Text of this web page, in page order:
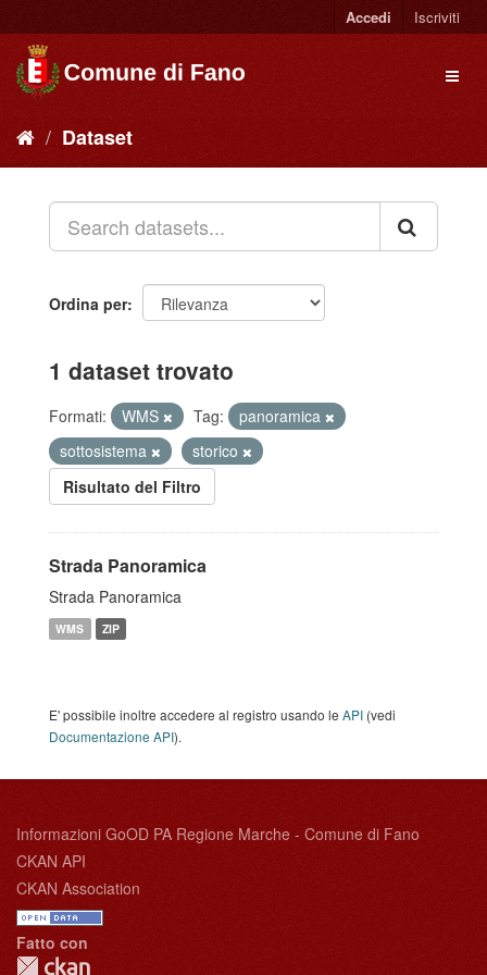
Accedi Iscriviti
Dataset
Ordina per
1 dataset trovato
Formati: WMS Tag:
panoramica
sottosistema
storico
Risultato del Filtro
Strada Panoramica
Strada Panoramica
WMS ZIP
E' possibile inoltre accedere al registro usando le API (vedi
Documentazione API).
Informazioni GoOD PA Regione Marche - Comune di Fano
CKAN API
CKAN Association
Fatto con